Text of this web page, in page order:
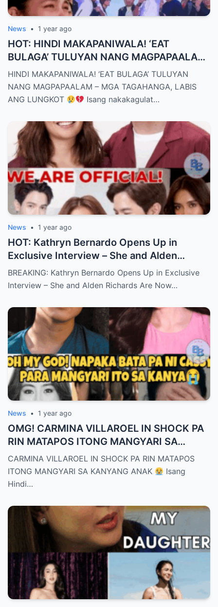
News • 1 year ago
HOT: HINDI MAKAPANIWALA! ‘EAT
BULAGA’ TULUYAN NANG MAGPAPAALAM
– MGA TAGAHANGA, LABIS ANG LUNGKOT
HINDI MAKAPANIWALA! ‘EAT BULAGA’ TULUYAN
NANG MAGPAPAALAM – MGA TAGAHANGA, LABIS
ANG LUNGKOT
Isang nakakagulat…
News • 1 year ago
HOT: Kathryn Bernardo Opens Up in
Exclusive Interview – She and Alden
Richards Are Now Officially Together
BREAKING: Kathryn Bernardo Opens Up in Exclusive
Interview – She and Alden Richards Are Now…
News • 1 year ago
OMG! CARMINA VILLAROEL IN SHOCK PA
RIN MATAPOS ITONG MANGYARI SA
KANYANG ANAK
CARMINA VILLAROEL IN SHOCK PA RIN MATAPOS
ITONG MANGYARI SA KANYANG ANAK
Isang
Hindi…